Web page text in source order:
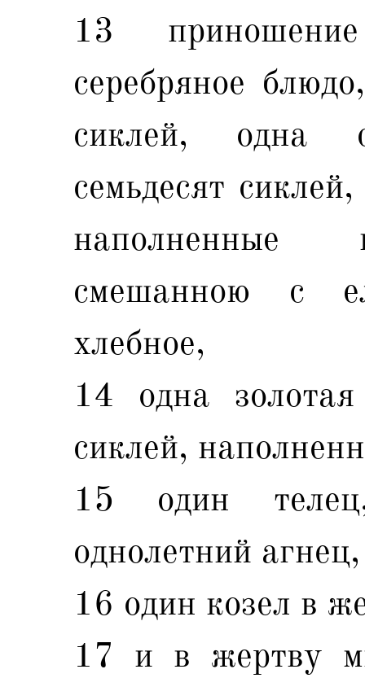
13
серебряное
сиклей, одна
семьдесят
наполненные
смешанною с
хлебное,
14 одна
сиклей,
15 один
однолетний
16 один козел в
17 и в жертву